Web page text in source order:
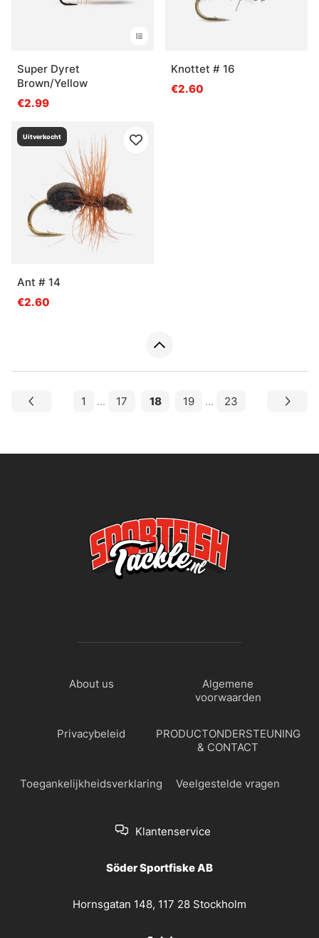
Super Dyret
Brown/Yellow
€2.99
Knottet # 16
€2.60
Uitverkocht
Ant # 14
€2.60
1 ... 17 18 19 ... 23
About us
Algemene
voorwaarden
Privacybeleid
PRODUCTONDERSTEUNING
& CONTACT
Toegankelijkheidsverklaring Veelgestelde vragen
Klantenservice
Söder Sportfiske AB
Hornsgatan 148, 117 28 Stockholm